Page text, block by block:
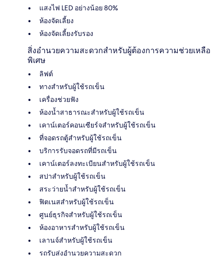
แสงไฟ LED อย่างน้อย 80%
ห้องจัดเลี้ยง
ห้องจัดเลี้ยงรับรอง
สิ่งอำนวยความสะดวกสำหรับผู้ต้องการความช่วยเหลือ
พิเศษ
ลิฟต์
ทางสำหรับผู้ใช้รถเข็น
เครื่องช่วยฟัง
ห้องน้ำสาธารณะสำหรับผู้ใช้รถเข็น
เคาน์เตอร์คอนเซียร์จสำหรับผู้ใช้รถเข็น
ที่จอดรถตู้สำหรับผู้ใช้รถเข็น
บริการรับจอดรถที่มีรถเข็น
เคาน์เตอร์ลงทะเบียนสำหรับผู้ใช้รถเข็น
สปาสำหรับผู้ใช้รถเข็น
สระว่ายน้ำสำหรับผู้ใช้รถเข็น
ฟิตเนสสำหรับผู้ใช้รถเข็น
ศูนย์ธุรกิจสำหรับผู้ใช้รถเข็น
ห้องอาหารสำหรับผู้ใช้รถเข็น
เลานจ์สำหรับผู้ใช้รถเข็น
รถรับส่งอำนวยความสะดวก